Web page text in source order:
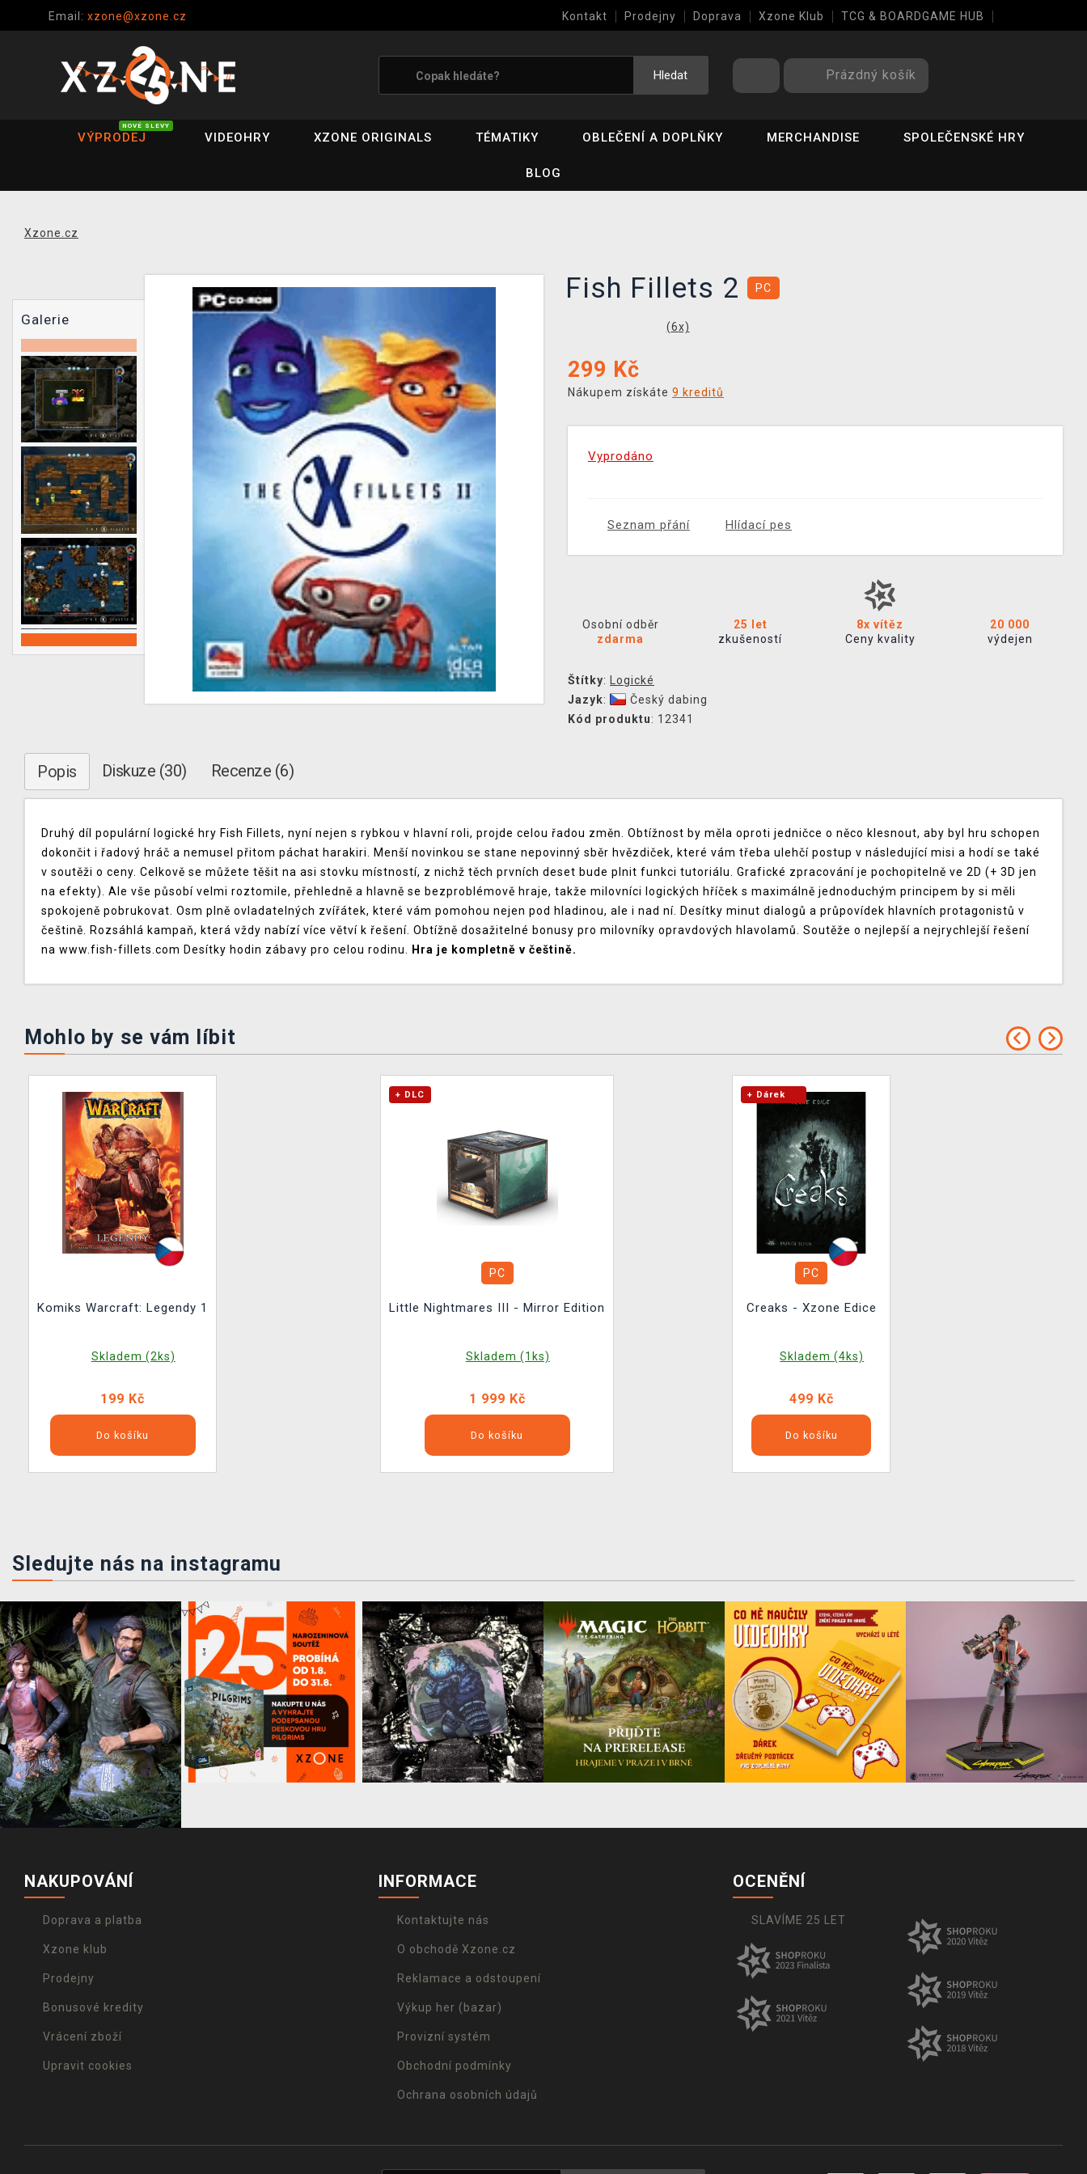
Email: xzone@xzone.cz Kontakt Prodejny Doprava Xzone Klub TCG & BOARDGAME HUB
Hledat Prázdný košík
VÝPRODEJ
NOVÉ SLEVY
VIDEOHRY XZONE ORIGINALS TÉMATIKY OBLEČENÍ A DOPLŇKY MERCHANDISE SPOLEČENSKÉ HRY
BLOG
Xzone.cz
Galerie
Fish Fillets 2 PC
(6x)
299 Kč
Nákupem získáte 9 kreditů
Vyprodáno
Seznam přání Hlídací pes
Osobní odběr
zdarma
25 let
zkušeností
8x vítěz
Ceny kvality
20 000
výdejen
Štítky:
Logické
Jazyk:
Český dabing
Kód produktu: 12341
Popis Diskuze (30) Recenze (6)
Druhý díl populární logické hry Fish Fillets, nyní nejen s rybkou v hlavní roli, projde celou řadou změn. Obtížnost by měla oproti jedničce o něco klesnout, aby byl hru schopen
dokončit i řadový hráč a nemusel přitom páchat harakiri. Menší novinkou se stane nepovinný sběr hvězdiček, které vám třeba ulehčí postup v následující misi a hodí se také
v soutěži o ceny. Celkově se můžete těšit na asi stovku místností, z nichž těch prvních deset bude plnit funkci tutoriálu. Grafické zpracování je pochopitelně ve 2D (+ 3D jen
na efekty). Ale vše působí velmi roztomile, přehledně a hlavně se bezproblémově hraje, takže milovníci logických hříček s maximálně jednoduchým principem by si měli
spokojeně pobrukovat. Osm plně ovladatelných zvířátek, které vám pomohou nejen pod hladinou, ale i nad ní. Desítky minut dialogů a průpovídek hlavních protagonistů v
češtině. Rozsáhlá kampaň, která vždy nabízí více větví k řešení. Obtížně dosažitelné bonusy pro milovníky opravdových hlavolamů. Soutěže o nejlepší a nejrychlejší řešení
na www.fish-fillets.com Desítky hodin zábavy pro celou rodinu.
Hra je kompletně v češtině.
Mohlo by se vám líbit
Komiks Warcraft: Legendy 1
Skladem (2ks)
199 Kč
Do košíku
+ DLC
PC
Little Nightmares III - Mirror Edition
Skladem (1ks)
1 999 Kč
Do košíku
+ Dárek
PC
Creaks - Xzone Edice
Skladem (4ks)
499 Kč
Do košíku
Sledujte nás na instagramu
NAKUPOVÁNÍ
Doprava a platba
Xzone klub
Prodejny
Bonusové kredity
Vrácení zboží
Upravit cookies
INFORMACE
Kontaktujte nás
O obchodě Xzone.cz
Reklamace a odstoupení
Výkup her (bazar)
Provizní systém
Obchodní podmínky
Ochrana osobních údajů
OCENĚNÍ
SLAVÍME 25 LET